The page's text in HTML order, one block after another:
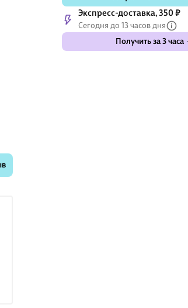
Экспресс-доставка, 350 ₽
Сегодня до 13 часов дня
Получить за 3 часа